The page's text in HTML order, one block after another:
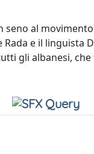
seno al
e il linguista
gli albanesi, che